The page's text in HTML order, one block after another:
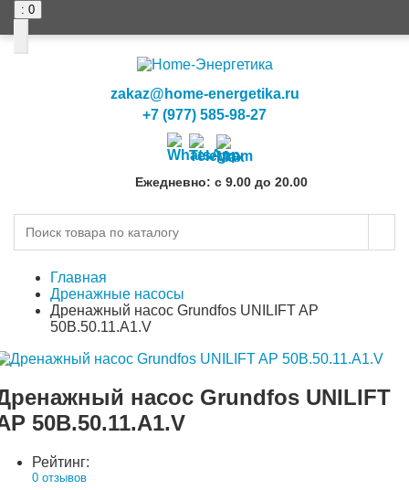
: 0
zakaz@home-energetika.ru
+7 (977) 585-98-27
Ежедневно: с 9.00 до 20.00
Главная
Дренажные насосы
Дренажный насос Grundfos UNILIFT AP
50B.50.11.A1.V
насос Grundfos UNILIFT
50B.50.11.A1.V
Рейтинг:
0 отзывов